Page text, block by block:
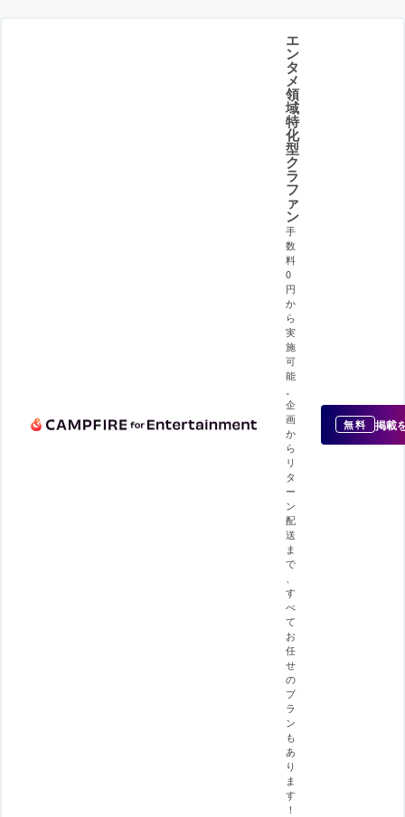
エ
ン
タ
メ
領
域
特
化
型
ク
ラ
フ
ァ
ン
手
数
料
0
円
か
ら
実
施
可
能
企
画
か
ら
リ
タ
ー
ン
配
送
ま
で
す
べ
て
お
任
せ
の
プ
ラ
ン
も
あ
り
ま
す
！
無料 掲載